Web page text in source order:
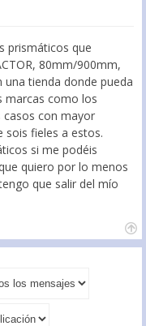
prismáticos que
80mm/900mm,
tienda donde pueda
marcas como los
casos con mayor
sois fieles a estos.
si me podéis
quiero por lo menos
que salir del mío